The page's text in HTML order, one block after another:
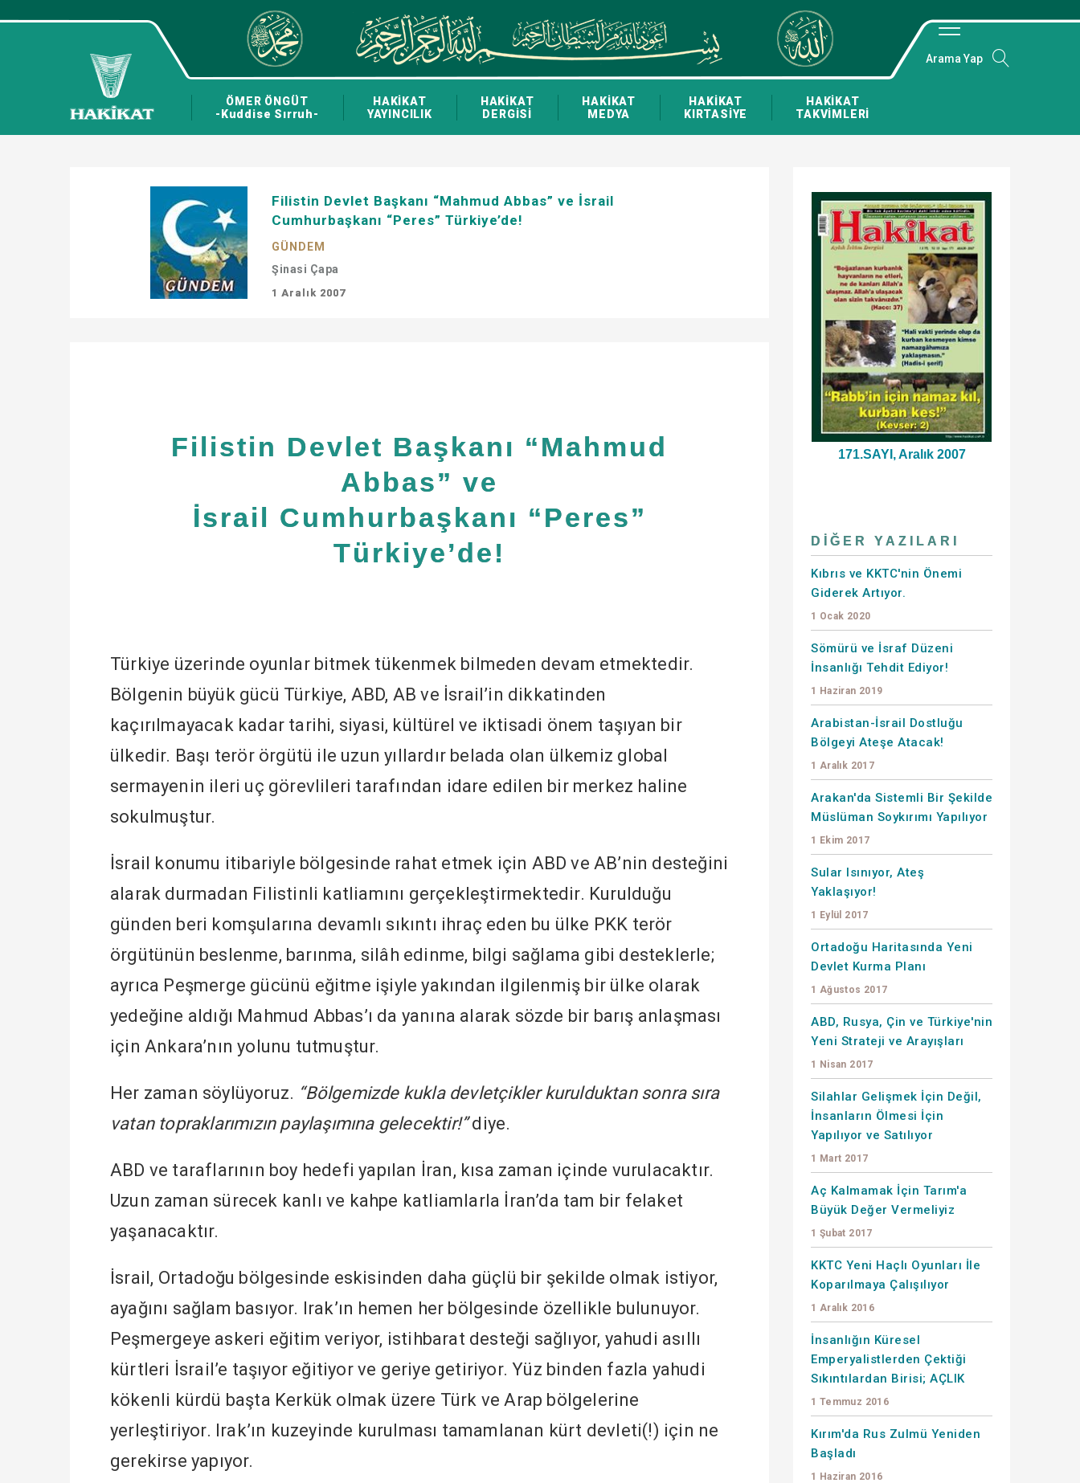
ÖMER ÖNGÜT
-Kuddise Sırruh-
HAKİKAT
YAYINCILIK
HAKİKAT
DERGİSİ
HAKİKAT
MEDYA
HAKİKAT
KIRTASİYE
HAKİKAT
TAKVİMLERİ
Arama Yap
Filistin Devlet Başkanı “Mahmud Abbas” ve İsrail
Cumhurbaşkanı “Peres” Türkiye’de!
GÜNDEM
Şinasi Çapa
1 Aralık 2007
Filistin Devlet Başkanı “Mahmud
Abbas” ve
İsrail Cumhurbaşkanı “Peres”
Türkiye’de!
Türkiye üzerinde oyunlar bitmek tükenmek bilmeden devam etmektedir.
Bölgenin büyük gücü Türkiye, ABD, AB ve İsrail’in dikkatinden
kaçırılmayacak kadar tarihi, siyasi, kültürel ve iktisadi önem taşıyan bir
ülkedir. Başı terör örgütü ile uzun yıllardır belada olan ülkemiz global
sermayenin ileri uç görevlileri tarafından idare edilen bir merkez haline
sokulmuştur.
İsrail konumu itibariyle bölgesinde rahat etmek için ABD ve AB’nin desteğini
alarak durmadan Filistinli katliamını gerçekleştirmektedir. Kurulduğu
günden beri komşularına devamlı sıkıntı ihraç eden bu ülke PKK terör
örgütünün beslenme, barınma, silâh edinme, bilgi sağlama gibi desteklerle;
ayrıca Peşmerge gücünü eğitme işiyle yakından ilgilenmiş bir ülke olarak
yedeğine aldığı Mahmud Abbas’ı da yanına alarak sözde bir barış anlaşması
için Ankara’nın yolunu tutmuştur.
Her zaman söylüyoruz. “Bölgemizde kukla devletçikler kurulduktan sonra sıra
vatan topraklarımızın paylaşımına gelecektir!”diye.
ABD ve taraflarının boy hedefi yapılan İran, kısa zaman içinde vurulacaktır.
Uzun zaman sürecek kanlı ve kahpe katliamlarla İran’da tam bir felaket
yaşanacaktır.
İsrail, Ortadoğu bölgesinde eskisinden daha güçlü bir şekilde olmak istiyor,
ayağını sağlam basıyor. Irak’ın hemen her bölgesinde özellikle bulunuyor.
Peşmergeye askeri eğitim veriyor, istihbarat desteği sağlıyor, yahudi asıllı
kürtleri İsrail’e taşıyor eğitiyor ve geriye getiriyor. Yüz binden fazla yahudi
kökenli kürdü başta Kerkük olmak üzere Türk ve Arap bölgelerine
yerleştiriyor. Irak’ın kuzeyinde kurulması tamamlanan kürt devleti(!) için ne
gerekirse yapıyor.
171.SAYI, Aralık 2007
DIĞER YAZILARI
Kıbrıs ve KKTC'nin Önemi
Giderek Artıyor.
1 Ocak 2020
Sömürü ve İsraf Düzeni
İnsanlığı Tehdit Ediyor!
1 Haziran 2019
Arabistan-İsrail Dostluğu
Bölgeyi Ateşe Atacak!
1 Aralık 2017
Arakan'da Sistemli Bir Şekilde
Müslüman Soykırımı Yapılıyor
1 Ekim 2017
Sular Isınıyor, Ateş
Yaklaşıyor!
1 Eylül 2017
Ortadoğu Haritasında Yeni
Devlet Kurma Planı
1 Ağustos 2017
ABD, Rusya, Çin ve Türkiye'nin
Yeni Strateji ve Arayışları
1 Nisan 2017
Silahlar Gelişmek İçin Değil,
İnsanların Ölmesi İçin
Yapılıyor ve Satılıyor
1 Mart 2017
Aç Kalmamak İçin Tarım'a
Büyük Değer Vermeliyiz
1 Şubat 2017
KKTC Yeni Haçlı Oyunları İle
Koparılmaya Çalışılıyor
1 Aralık 2016
İnsanlığın Küresel
Emperyalistlerden Çektiği
Sıkıntılardan Birisi; AÇLIK
1 Temmuz 2016
Kırım'da Rus Zulmü Yeniden
Başladı
1 Haziran 2016